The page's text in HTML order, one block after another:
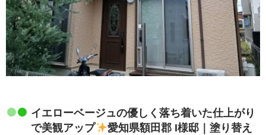
イエローベージュの優しく落ち着いた仕上がり
で美観アップ
愛知県額田郡 I様邸｜塗り替え